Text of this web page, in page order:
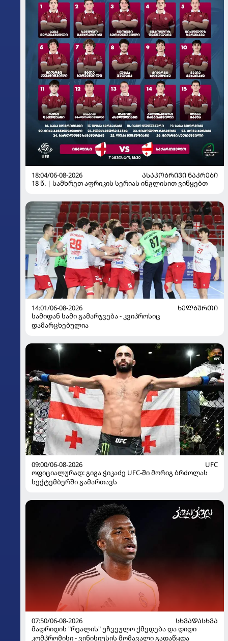
18:04/06-08-2026
ᲐᲡᲐᲙᲝᲑᲠᲘᲕᲘ ᲜᲐᲙᲠᲔᲑᲘ
18 წ. | სამხრეთ აფრიკის სერიას ინგლისით ვიწყებთ
14:01/06-08-2026
ᲮᲔᲚᲑᲣᲠᲗᲘ
სამიდან სამი გამარჯვება - კვიპროსიც
დამარცხებულია
09:00/06-08-2026
UFC
ოფიციალურად: გიგა ჭიკაძე UFC-ში მორიგ ბრძოლას
სექტემბერში გამართავს
07:50/06-08-2026
ᲡᲮᲕᲐᲓᲐᲡᲮᲕᲐ
მადრიდის "რეალის" უჩვეულო ქმედება და დიდი
კომპრომისი - ვინისიუსის მომავალი გადაწყდა